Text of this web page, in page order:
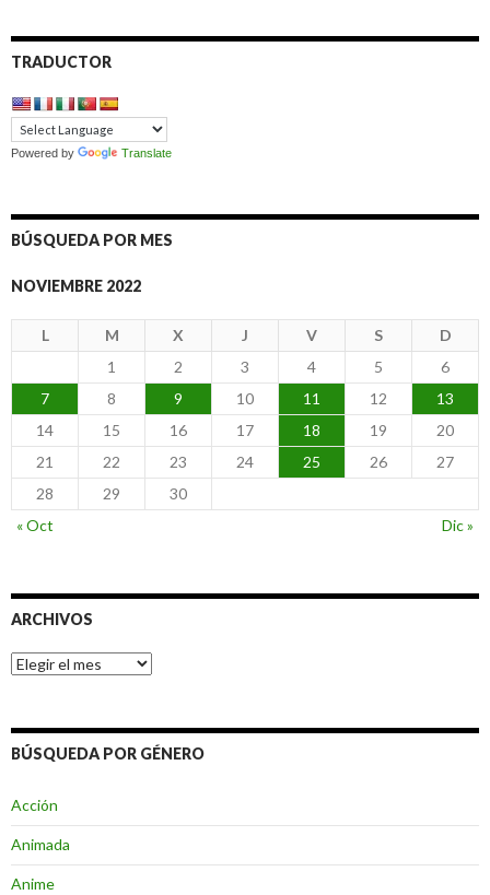
TRADUCTOR
Powered by Translate
BÚSQUEDA POR MES
NOVIEMBRE 2022
L M X J V S
D
1
2 3 4 5
6
7
8 9 10 11 12
13
14
15 16 17 18 19
20
21
22 23 24 25 26
27
28
29
30
« Oct
Dic »
ARCHIVOS
Archivos
BÚSQUEDA POR GÉNERO
Acción
Animada
Anime